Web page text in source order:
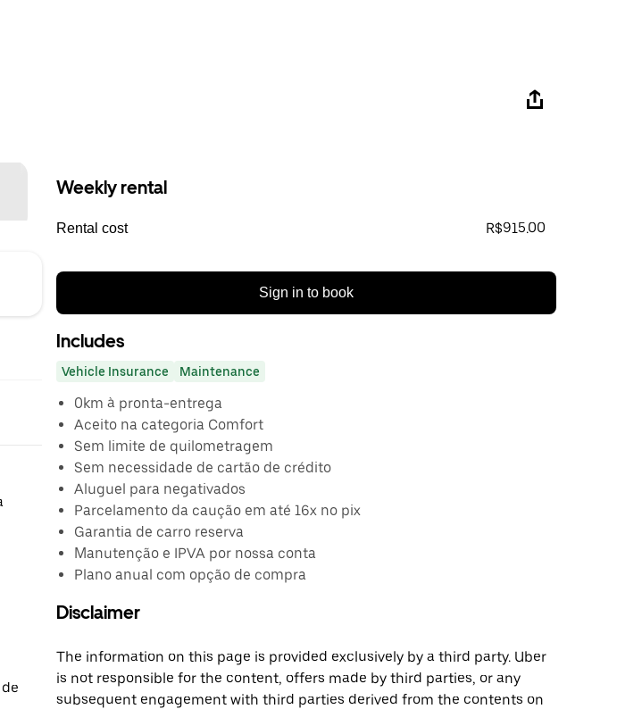
Weekly rental
Rental cost R$915.00
Sign in to book
Includes
Vehicle Insurance Maintenance
0km à pronta-entrega
Aceito na categoria Comfort
Sem limite de quilometragem
Sem necessidade de cartão de crédito
Aluguel para negativados
Parcelamento da caução em até 16x no pix
Garantia de carro reserva
Manutenção e IPVA por nossa conta
Plano anual com opção de compra
Disclaimer
The information on this page is provided exclusively by a third party. Uber
is not responsible for the content, offers made by third parties, or any
subsequent engagement with third parties derived from the contents on